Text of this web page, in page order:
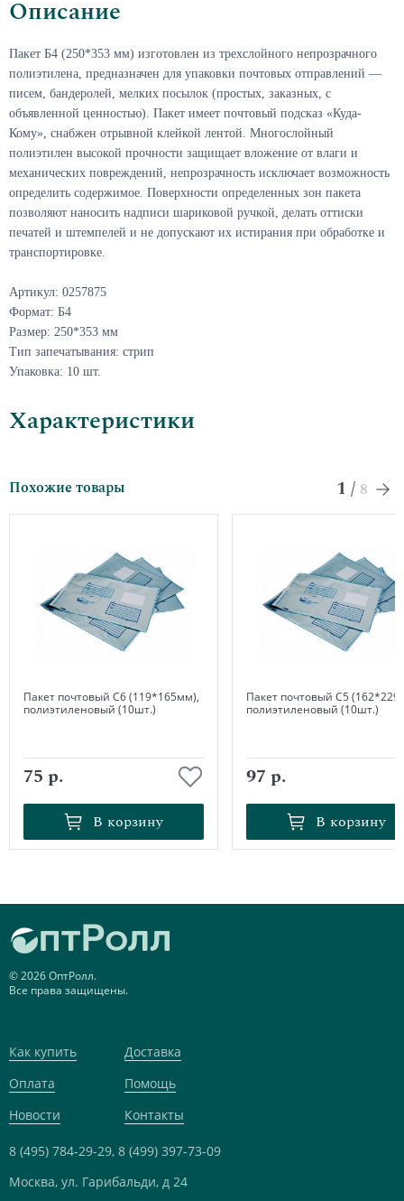
Описание
Пакет Б4 (250*353 мм) изготовлен из трехслойного непрозрачного
полиэтилена, предназначен для упаковки почтовых отправлений —
писем, бандеролей, мелких посылок (простых, заказных, с
объявленной ценностью). Пакет имеет почтовый подсказ «Куда-
Кому», снабжен отрывной клейкой лентой. Многослойный
полиэтилен высокой прочности защищает вложение от влаги и
механических повреждений, непрозрачность исключает возможность
определить содержимое. Поверхности определенных зон пакета
позволяют наносить надписи шариковой ручкой, делать оттиски
печатей и штемпелей и не допускают их истирания при обработке и
транспортировке.
Артикул: 0257875
Формат: Б4
Размер: 250*353 мм
Тип запечатывания: стрип
Упаковка: 10 шт.
Характеристики
Похожие товары 1 / 8
Пакет почтовый С6 (119*165мм),
полиэтиленовый (10шт.)
75 р.
В корзину
В корзину
Пакет почтовый С5
полиэтиленовый (10шт.)
97 р.
В корзину
В корзину
© 2026 ОптРолл.
Все права защищены.
Как купить
Доставка
Оплата
Помощь
Новости
Контакты
8 (495) 784-29-29, 8 (499) 397-73-09
Москва, ул. Гарибальди, д 24